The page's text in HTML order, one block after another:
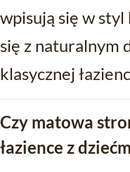
wpisują się w
się z naturalnym
klasycznej
Czy matowa
łazience z